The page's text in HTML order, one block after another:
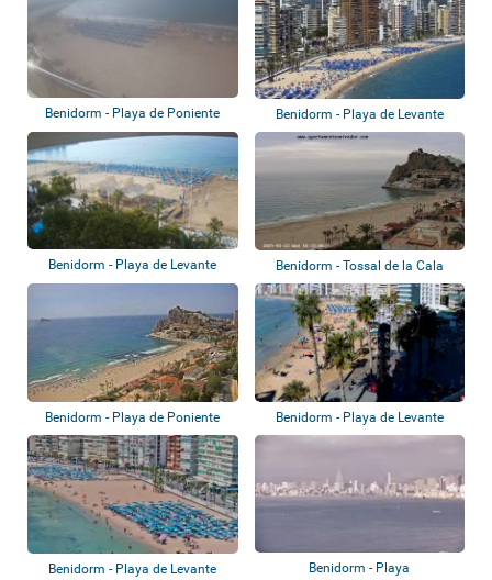
Benidorm - Playa de Poniente Benidorm - Playa de Levante
Benidorm - Playa de Levante Benidorm - Tossal de la Cala
Benidorm - Playa de Poniente Benidorm - Playa de Levante
Benidorm - Playa de Levante Benidorm - Playa